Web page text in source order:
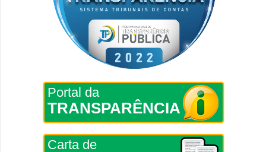
Portal da
TRANSPARÊNCIA
Carta de